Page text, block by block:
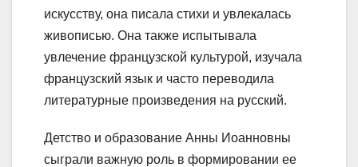
искусству, она писала стихи и увлекалась
живописью. Она также испытывала
увлечение французской культурой, изучала
французский язык и часто переводила
литературные произведения на русский.
Детство и образование Анны Иоанновны
сыграли важную роль в формировании ее